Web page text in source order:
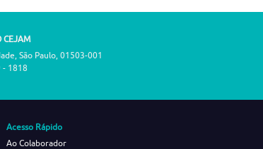
CEJAM
São Paulo, 01503-001
- 1818
Acesso Rápido
Ao Colaborador